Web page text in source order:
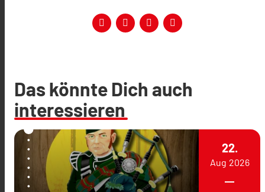
Das könnte Dich auch
interessieren
22.
Aug 2026